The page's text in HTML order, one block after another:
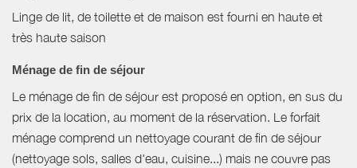
Linge de lit, de toilette et de maison est fourni en haute et
très haute saison
Ménage de fin de séjour
Le ménage de fin de séjour est proposé en option, en sus du
prix de la location, au moment de la réservation. Le forfait
ménage comprend un nettoyage courant de fin de séjour
(nettoyage sols, salles d'eau, cuisine...) mais ne couvre pas